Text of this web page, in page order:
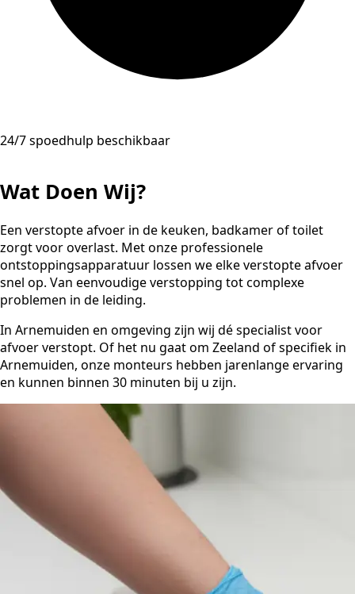
24/7 spoedhulp beschikbaar
Wat Doen Wij?
Een verstopte afvoer in de keuken, badkamer of toilet
zorgt voor overlast. Met onze professionele
ontstoppingsapparatuur lossen we elke verstopte afvoer
snel op. Van eenvoudige verstopping tot complexe
problemen in de leiding.
In Arnemuiden en omgeving zijn wij dé specialist voor
afvoer verstopt. Of het nu gaat om Zeeland of specifiek in
Arnemuiden, onze monteurs hebben jarenlange ervaring
en kunnen binnen 30 minuten bij u zijn.